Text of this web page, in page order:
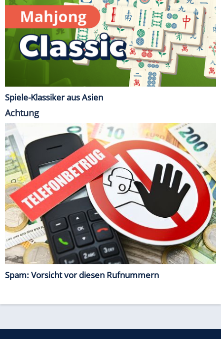
Spiele-Klassiker aus Asien
Achtung
Spam: Vorsicht vor diesen Rufnummern